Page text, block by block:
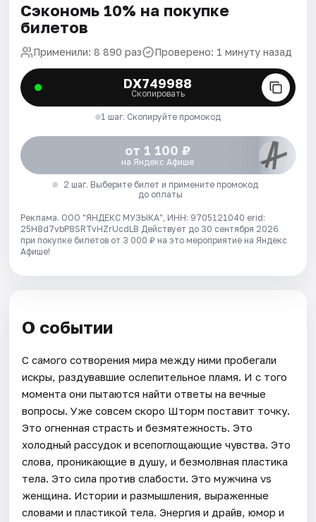
Сэкономь 10% на покупке
билетов
Применили: 8 890 раз Проверено: 1 минуту назад
DX749988
Скопировать
1 шаг. Скопируйте промокод
от 1 100 ₽
на Яндекс Афише
2 шаг. Выберите билет и примените промокод
до оплаты
Реклама. ООО "ЯНДЕКС МУЗЫКА", ИНН: 9705121040 erid:
25H8d7vbP8SRTvHZrUcdLB Действует до 30 сентября 2026
при покупке билетов от 3 000 ₽ на это мероприятие на Яндекс
Афише!
О событии
С самого сотворения мира между ними пробегали
искры, раздувавшие ослепительное пламя. И с того
момента они пытаются найти ответы на вечные
вопросы. Уже совсем скоро Шторм поставит точку.
Это огненная страсть и безмятежность. Это
холодный рассудок и всепоглощающие чувства. Это
слова, проникающие в душу, и безмолвная пластика
тела. Это сила против слабости. Это мужчина vs
женщина. Истории и размышления, выраженные
словами и пластикой тела. Энергия и драйв, юмор и